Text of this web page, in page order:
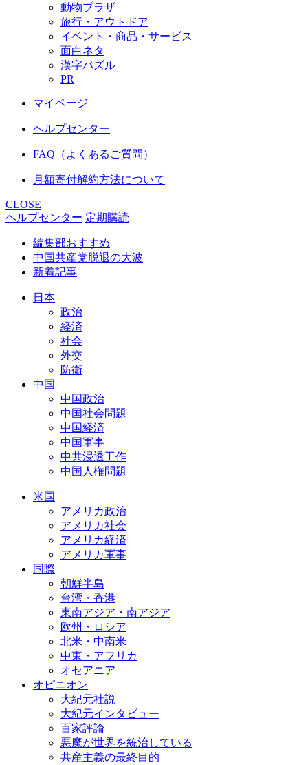
動物プラザ
旅行・アウトドア
イベント・商品・サービス
面白ネタ
漢字パズル
PR
マイページ
ヘルプセンター
FAQ（よくあるご質問）
月額寄付解約方法について
CLOSE
ヘルプセンター 定期購読
編集部おすすめ
中国共産党脱退の大波
新着記事
日本
政治
経済
社会
外交
防衛
中国
中国政治
中国社会問題
中国経済
中国軍事
中共浸透工作
中国人権問題
米国
アメリカ政治
アメリカ社会
アメリカ経済
アメリカ軍事
国際
朝鮮半島
台湾・香港
東南アジア・南アジア
欧州・ロシア
北米・中南米
中東・アフリカ
オセアニア
オピニオン
大紀元社説
大紀元インタビュー
百家評論
悪魔が世界を統治している
共産主義の最終目的